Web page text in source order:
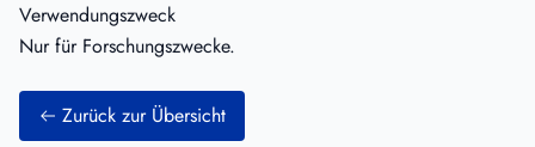
Verwendungszweck
Nur für Forschungszwecke.
Zurück zur Übersicht